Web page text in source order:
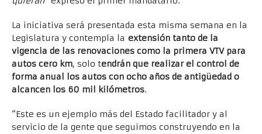
La iniciativa será presentada esta misma semana en la
Legislatura y contempla la extensión tanto de la
vigencia de las renovaciones como la primera VTV para
autos cero km, solo tendrán que realizar el control de
forma anual los autos con ocho años de antigüedad o
alcancen los 60 mil kilómetros.
“Este es un ejemplo más del Estado facilitador y al
servicio de la gente que seguimos construyendo en la